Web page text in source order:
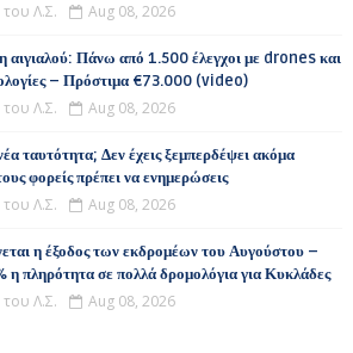
Λ.Σ. Aug 08, 2026
αιγιαλού: Πάνω από 1.500 έλεγχοι με drones και
– Πρόστιμα €73.000 (video)
Λ.Σ. Aug 08, 2026
ταυτότητα; Δεν έχεις ξεμπερδέψει ακόμα
φορείς πρέπει να ενημερώσεις
Λ.Σ. Aug 08, 2026
η έξοδος των εκδρομέων του Αυγούστου –
η πληρότητα σε πολλά δρομολόγια για Κυκλάδες
Λ.Σ. Aug 08, 2026